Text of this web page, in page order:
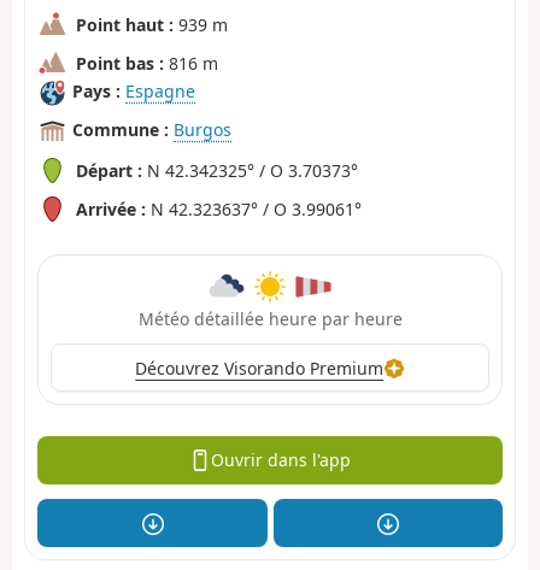
Point haut : 939 m
Point bas : 816 m
Pays : Espagne
Commune : Burgos
Départ : N 42.342325° / O 3.70373°
Arrivée : N 42.323637° / O 3.99061°
Météo détaillée heure par heure
Découvrez Visorando Premium
Ouvrir dans l'app